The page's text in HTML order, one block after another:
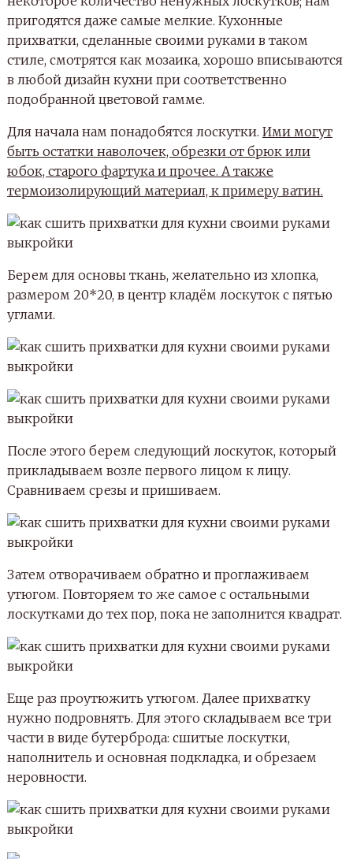
пригодятся даже самые мелкие. Кухонные
прихватки, сделанные своими руками в таком
стиле, смотрятся как мозаика, хорошо вписываются
в любой дизайн кухни при соответственно
подобранной цветовой гамме.
Для начала нам понадобятся лоскутки. Ими могут
быть остатки наволочек, обрезки от брюк или
юбок, старого фартука и прочее. А также
термоизолирующий материал, к примеру ватин.
Берем для основы ткань, желательно из хлопка,
размером 20*20, в центр кладём лоскуток с пятью
углами.
После этого берем следующий лоскуток, который
прикладываем возле первого лицом к лицу.
Сравниваем срезы и пришиваем.
Затем отворачиваем обратно и проглаживаем
утюгом. Повторяем то же самое с остальными
лоскутками до тех пор, пока не заполнится квадрат.
Еще раз проутюжить утюгом. Далее прихватку
нужно подровнять. Для этого складываем все три
части в виде бутерброда: сшитые лоскутки,
наполнитель и основная подкладка, и обрезаем
неровности.